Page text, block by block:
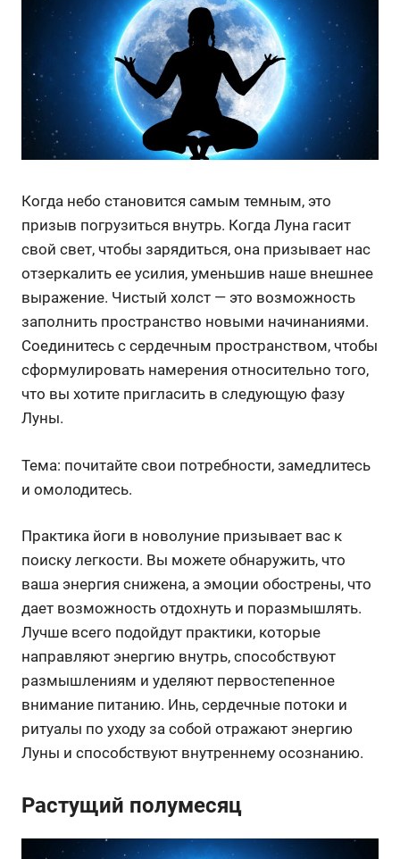
Когда небо становится самым темным, это
призыв погрузиться внутрь. Когда Луна гасит
свой свет, чтобы зарядиться, она призывает нас
отзеркалить ее усилия, уменьшив наше внешнее
выражение. Чистый холст — это возможность
заполнить пространство новыми начинаниями.
Соединитесь с сердечным пространством, чтобы
сформулировать намерения относительно того,
что вы хотите пригласить в следующую фазу
Луны.
Тема: почитайте свои потребности, замедлитесь
и омолодитесь.
Практика йоги в новолуние призывает вас к
поиску легкости. Вы можете обнаружить, что
ваша энергия снижена, а эмоции обострены, что
дает возможность отдохнуть и поразмышлять.
Лучше всего подойдут практики, которые
направляют энергию внутрь, способствуют
размышлениям и уделяют первостепенное
внимание питанию. Инь, сердечные потоки и
ритуалы по уходу за собой отражают энергию
Луны и способствуют внутреннему осознанию.
Растущий полумесяц